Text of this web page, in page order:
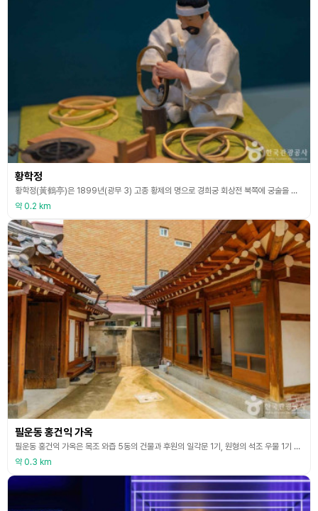
황학정
황학정(黃鶴亭)은 1899년(광무 3) 고종 황제의 명으로 경희궁 회상전 북쪽에 궁술을 연습하도록 지은 사정(射亭, 활터에 있는 정자)이다. 1894년 갑오개혁 이후 군대 제식무기에서 활이 제외되면서 전국의 사정이 거의 사라졌다. 이를 안타깝게 여긴 고종이 ‘국민들의 심신단련을 위하여 궁술을 장려하라’는 어명을 내렸고, 궁궐 내에 황학정을 지어 일반 백성들에게 개방하였다. 고종은 이곳을 자주 방문하여 직접 활쏘기를 즐겼다고 전해진다. 1922년 일제가
약 0.2 km
필운동 홍건익 가옥
필운동 홍건익 가옥은 목조 와즙 5동의 건물과 후원의 일각문 1기, 원형의 석조 우물 1기 등으로 구성되어 있다. 본 가옥은 백사(白沙) 이항복(李恒福, 1556~1618)의 저택으로 구전되어 왔으나 1934년 동 필지에 있던 기존 가옥을 허물고 1934년~1936년 홍건익(洪建翊)에 의해 신축한 건물로 사료된다. 본 가옥이 홍건익에 의해 신축되기 이전에 해당 대지(총 467평)에는 역관(譯官) 출신의 개화사상가인 고영주(高永周, 1839~)와 을사늑약
약 0.3 km